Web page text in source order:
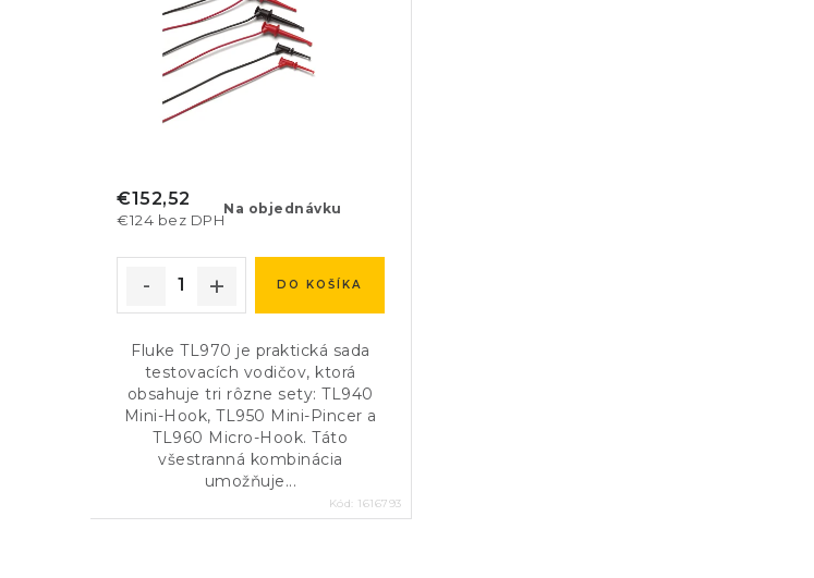
Na objednávku
€124 bez DPH
€152,52
DO KOŠÍKA
Fluke TL970 je praktická sada
testovacích vodičov, ktorá
obsahuje tri rôzne sety: TL940
Mini-Hook, TL950 Mini-Pincer a
TL960 Micro-Hook. Táto
všestranná kombinácia
umožňuje...
Kód: 1616793